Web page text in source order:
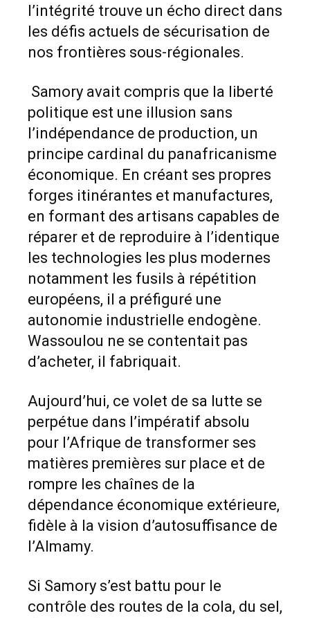
l’intégrité trouve un écho direct dans
les défis actuels de sécurisation de
nos frontières sous-régionales.
Samory avait compris que la liberté
politique est une illusion sans
l’indépendance de production, un
principe cardinal du panafricanisme
économique. En créant ses propres
forges itinérantes et manufactures,
en formant des artisans capables de
réparer et de reproduire à l’identique
les technologies les plus modernes
notamment les fusils à répétition
européens, il a préfiguré une
autonomie industrielle endogène.
Wassoulou ne se contentait pas
d’acheter, il fabriquait.
Aujourd’hui, ce volet de sa lutte se
perpétue dans l’impératif absolu
pour l’Afrique de transformer ses
matières premières sur place et de
rompre les chaînes de la
dépendance économique extérieure,
fidèle à la vision d’autosuffisance de
l’Almamy.
Si Samory s’est battu pour le
contrôle des routes de la cola, du sel,